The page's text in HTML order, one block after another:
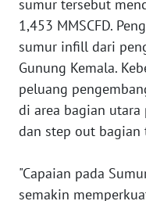
sumur tersebut
1,453 MMSCFD.
sumur infill dari
Gunung Kemala.
peluang
di area bagian
dan step out bagian
‎"Capaian pada
semakin
WN
BENGKULU
WN
LAMPUNG
JATENG
WN
NUSANTARA